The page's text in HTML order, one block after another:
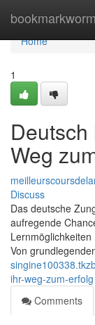
bookmarkworm
Home
Home
1
Weg
Discuss
Das deutsche
aufregende
Von
ihr-weg-zum-erfolg
Comments